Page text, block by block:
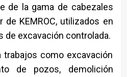
de la gama de cabezales
de KEMROC, utilizados en
de excavación controlada.
como excavación
de pozos, demolición